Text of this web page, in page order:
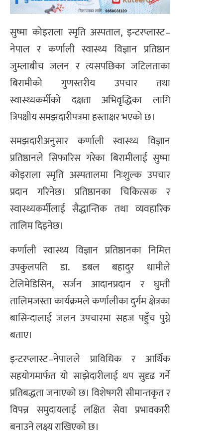
सुष्मा कोइराला स्मृति अस्पताल, इन्टरप्लास्ट–
नेपाल र कर्णाली स्वास्थ्य विज्ञान प्रतिष्ठान
जुम्लाबीच जलन र त्यसपछिका जटिलताका
बिरामीको गुणस्तरीय उपचार तथा
स्वास्थ्यकर्मीको दक्षता अभिवृद्धिका लागि
त्रिपक्षीय समझदारीपत्रमा हस्ताक्षर भएको छ।
समझदारीअनुसार कर्णाली स्वास्थ्य विज्ञान
प्रतिष्ठानले सिफारिस गरेका बिरामीलाई सुष्मा
कोइराला स्मृति अस्पतालमा निःशुल्क उपचार
प्रदान गरिनेछ। प्रतिष्ठानका चिकित्सक र
स्वास्थ्यकर्मीलाई सैद्धान्तिक तथा व्यवहारिक
तालिम दिइनेछ।
कर्णाली स्वास्थ्य विज्ञान प्रतिष्ठानका निमित्त
उपकुलपति डा. डबल बहादुर धामीले
टेलिमेडिसिन, सर्जन आदानप्रदान र घुम्ती
तालिमजस्ता कार्यक्रमले कर्णालीका दुर्गम क्षेत्रका
बासिन्दालाई जलन उपचारमा सहज पहुँच पुग्ने
बताए।
इन्टरप्लास्ट–नेपालले प्राविधिक र आर्थिक
सहयोगमार्फत यो साझेदारीलाई थप सुदृढ गर्ने
प्रतिबद्धता जनाएको छ। विशेषगरी सीमान्तकृत र
विपन्न समुदायलाई लक्षित सेवा प्रभावकारी
बनाउने लक्ष्य राखिएको छ।